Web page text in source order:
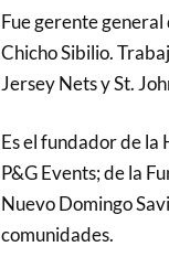
Fue gerente
Chicho Sibilio.
Jersey Nets y St.
Es el fundador de
P&G Events; de la
Nuevo Domingo
comunidades.